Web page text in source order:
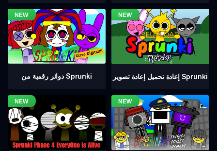
دوائر رقمية من Sprunki إعادة تحميل إعادة تصوير Sprunki